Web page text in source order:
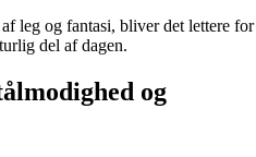
leg og fantasi, bliver det lettere for
del af dagen.
og